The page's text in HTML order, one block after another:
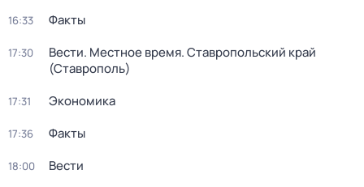
16:33 Факты
17:30
Вести. Местное время. Ставропольский край
(Ставрополь)
17:31 Экономика
17:36 Факты
18:00 Вести